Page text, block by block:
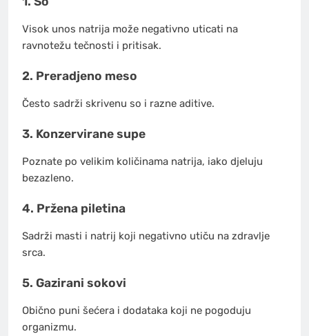
Visok unos natrija može negativno uticati na
ravnotežu tečnosti i pritisak.
2. Preradjeno meso
Često sadrži skrivenu so i razne aditive.
3. Konzervirane supe
Poznate po velikim količinama natrija, iako djeluju
bezazleno.
4. Pržena piletina
Sadrži masti i natrij koji negativno utiču na zdravlje
srca.
5. Gazirani sokovi
Obično puni šećera i dodataka koji ne pogoduju
organizmu.